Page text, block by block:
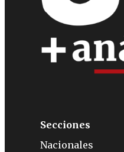
Secciones
Nacionales